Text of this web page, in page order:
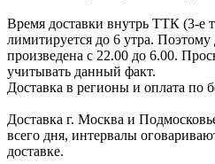
Время доставки внутрь ТТК (3-е
лимитируется до 6 утра.
произведена с 22.00 до 6.00.
учитывать данный факт.
Доставка в регионы и оплата по
Доставка г. Москва и
всего дня, интервалы
доставке.